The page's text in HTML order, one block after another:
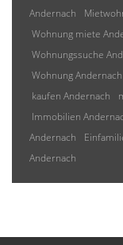
Andernach
Wohnung miete
Wohnungssuche
Wohnung Andernach
kaufen Andernach
Immobilien
Andernach
Andernach